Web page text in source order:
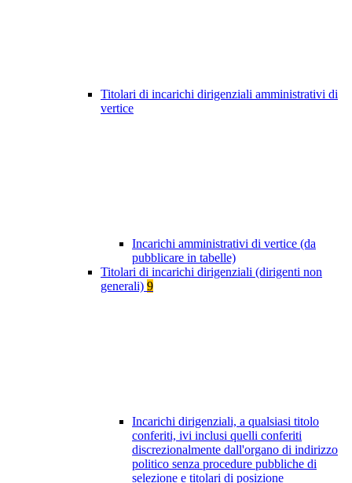
Titolari di incarichi dirigenziali amministrativi di
vertice
Incarichi amministrativi di vertice (da
pubblicare in tabelle)
Titolari di incarichi dirigenziali (dirigenti non
generali) 9
Incarichi dirigenziali, a qualsiasi titolo
conferiti, ivi inclusi quelli conferiti
discrezionalmente dall'organo di indirizzo
politico senza procedure pubbliche di
selezione e titolari di posizione